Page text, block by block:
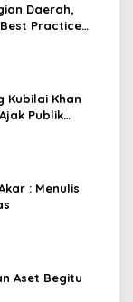
Daerah,
Practice
Kubilai Khan
Publik
: Menulis
Aset Begitu